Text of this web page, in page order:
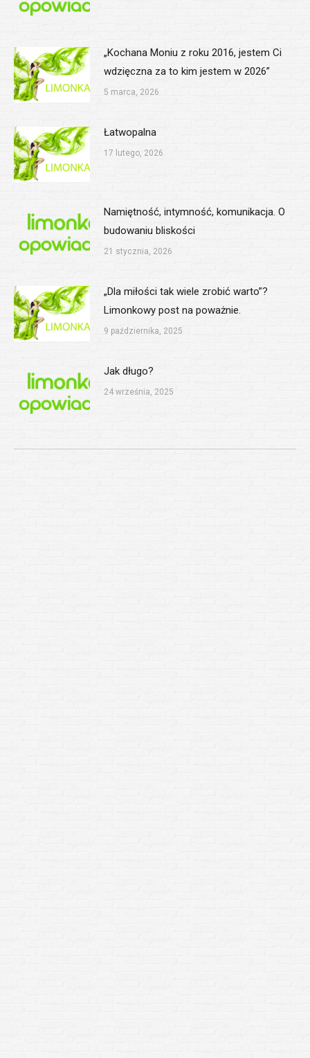
„Kochana Moniu z roku 2016, jestem Ci
wdzięczna za to kim jestem w 2026”
5 marca, 2026
Łatwopalna
17 lutego, 2026
Namiętność, intymność, komunikacja. O
budowaniu bliskości
21 stycznia, 2026
„Dla miłości tak wiele zrobić warto”?
Limonkowy post na poważnie.
9 października, 2025
Jak długo?
24 września, 2025